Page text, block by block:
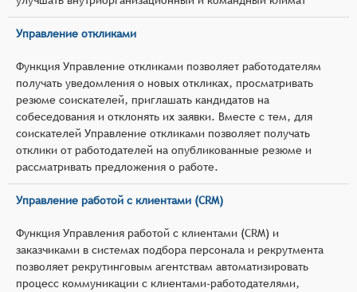
Управление откликами
Функция Управление откликами позволяет работодателям
получать уведомления о новых откликах, просматривать
резюме соискателей, приглашать кандидатов на
собеседования и отклонять их заявки. Вместе с тем, для
соискателей Управление откликами позволяет получать
отклики от работодателей на опубликованные резюме и
рассматривать предложения о работе.
Управление работой с клиентами (CRM)
Функция Управления работой с клиентами (CRM) и
заказчиками в системах подбора персонала и рекрутмента
позволяет рекрутинговым агентствам автоматизировать
процесс коммуникации с клиентами-работодателями,